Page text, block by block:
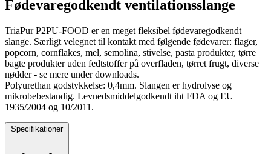
Fødevaregodkendt ventilationsslange
TriaPur P2PU-FOOD er en meget fleksibel fødevaregodkendt
slange. Særligt velegnet til kontakt med følgende fødevarer: flager,
popcorn, cornflakes, mel, semolina, stivelse, pasta produkter, tørre
bagte produkter uden fedtstoffer på overfladen, tørret frugt, diverse
nødder - se mere under downloads.
Polyurethan godstykkelse: 0,4mm. Slangen er hydrolyse og
mikrobebestandig. Levnedsmiddelgodkendt iht FDA og EU
1935/2004 og 10/2011.
Specifikationer